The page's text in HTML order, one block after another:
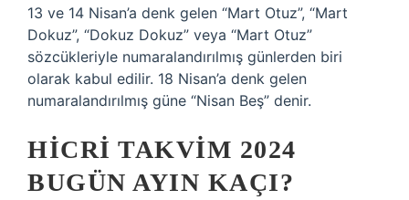
13 ve 14 Nisan’a denk gelen “Mart Otuz”, “Mart
Dokuz”, “Dokuz Dokuz” veya “Mart Otuz”
sözcükleriyle numaralandırılmış günlerden biri
olarak kabul edilir. 18 Nisan’a denk gelen
numaralandırılmış güne “Nisan Beş” denir.
HICRI TAKVIM 2024
BUGÜN AYIN KAÇI?